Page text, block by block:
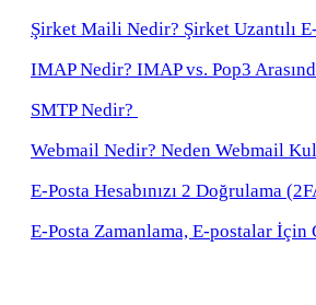
Şirket Maili Nedir? Şirket Uzantılı E-
IMAP Nedir? IMAP vs. Pop3
SMTP Nedir?
Webmail Nedir? Neden Webmail
E-Posta Hesabınızı 2 Doğrulama
E-Posta Zamanlama, E-postalar İçin